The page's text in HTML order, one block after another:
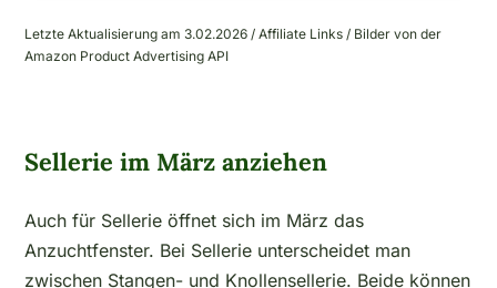
Letzte Aktualisierung am 3.02.2026 / Affiliate Links / Bilder von der
Amazon Product Advertising API
Sellerie im März anziehen
Auch für Sellerie öffnet sich im März das
Anzuchtfenster. Bei Sellerie unterscheidet man
zwischen Stangen- und Knollensellerie. Beide können